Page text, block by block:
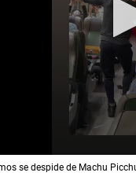
se despide de Machu